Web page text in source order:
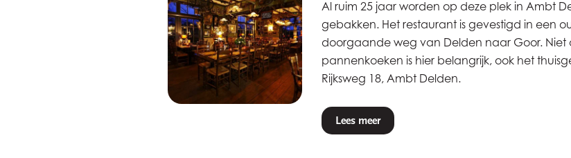
Al ruim 25 jaar worden op deze plek in Ambt
gebakken. Het restaurant is gevestigd in een
doorgaande weg van Delden naar Goor. Niet
pannenkoeken is hier belangrijk, ook het
Rijksweg 18, Ambt Delden.
Lees meer